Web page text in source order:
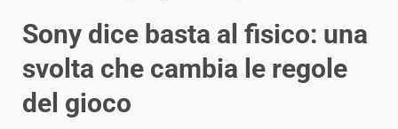
Sony dice basta al fisico: una
svolta che cambia le regole
del gioco